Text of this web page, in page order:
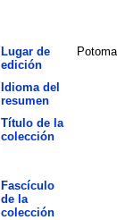
Lugar de
edición
Idioma del
resumen
Título de la
colección
Fascículo
de la
colección